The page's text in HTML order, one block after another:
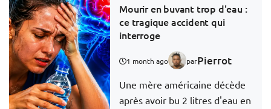
Mourir en buvant trop d'eau :
ce tragique accident qui
interroge
1 month ago parPierrot
Une mère américaine décède
après avoir bu 2 litres d'eau en